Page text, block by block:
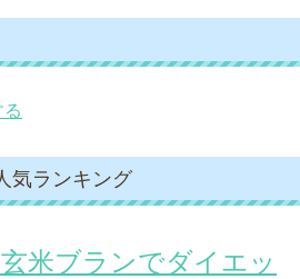
気ランキング
米ブランでダイエッ